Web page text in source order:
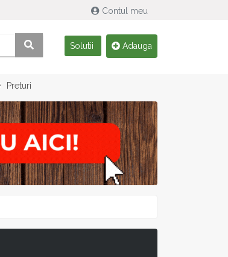
Contul meu
Solutii Adauga
Preturi